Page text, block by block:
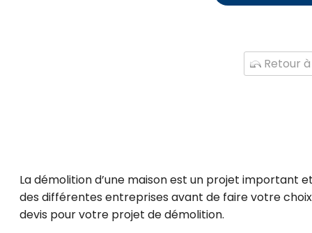
Retour
La démolition d’une maison est un projet important
des différentes entreprises avant de faire votre
devis pour votre projet de démolition.